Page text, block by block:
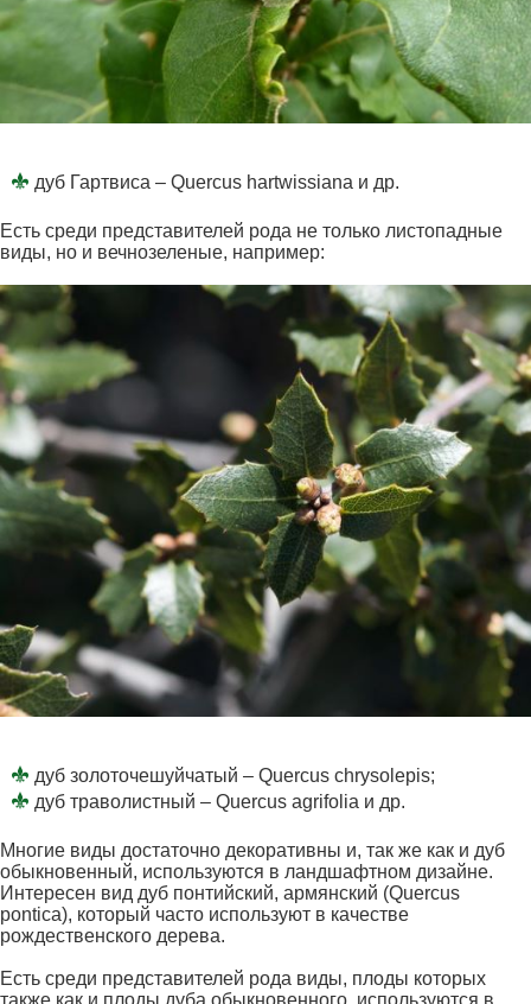
дуб Гартвиса – Quercus hartwissiana и др.
Есть среди представителей рода не только листопадные
виды, но и вечнозеленые, например:
дуб золоточешуйчатый – Quercus chrysolepis;
дуб траволистный – Quercus agrifolia и др.
Многие виды достаточно декоративны и, так же как и дуб
обыкновенный, используются в ландшафтном дизайне.
Интересен вид дуб понтийский, армянский (Quercus
pontica), который часто используют в качестве
рождественского дерева.
Есть среди представителей рода виды, плоды которых
также как и плоды дуба обыкновенного, используются в